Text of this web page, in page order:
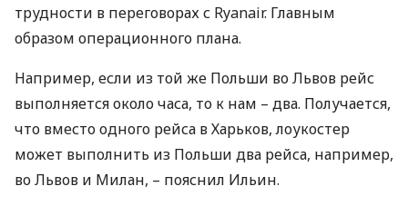
трудности в переговорах с Ryanair. Главным
образом операционного плана.
Например, если из той же Польши во Львов рейс
выполняется около часа, то к нам – два. Получается,
что вместо одного рейса в Харьков, лоукостер
может выполнить из Польши два рейса, например,
во Львов и Милан, – пояснил Ильин.